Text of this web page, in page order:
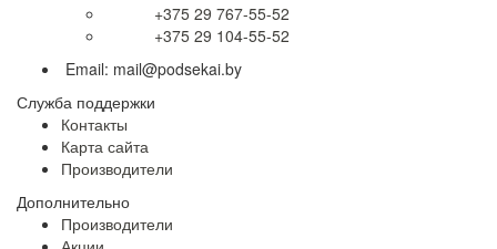
+375 29 767-55-52
+375 29 104-55-52
Email: mail@podsekai.by
Служба поддержки
Контакты
Карта сайта
Производители
Дополнительно
Производители